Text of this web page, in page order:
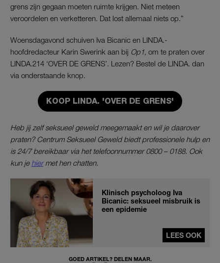
grens zijn gegaan moeten ruimte krijgen. Niet meteen
veroordelen en verketteren. Dat lost allemaal niets op.”
Woensdagavond schuiven Iva Bicanic en LINDA.-
hoofdredacteur Karin Swerink aan bij Op1 , om te praten over
LINDA.214 ‘OVER DE GRENS’. Lezen? Bestel de LINDA. dan
via onderstaande knop.
KOOP LINDA. 'OVER DE GRENS'
Heb jij zelf seksueel geweld meegemaakt en wil je daarover
praten? Centrum Seksueel Geweld biedt professionele hulp en
is 24/7 bereikbaar via het telefoonnummer 0800 – 0188. Ook
kun je hiermet hen chatten.
Klinisch psycholoog Iva
Bicanic: seksueel misbruik is
een epidemie
LEES OOK
GOED ARTIKEL? DELEN MAAR.